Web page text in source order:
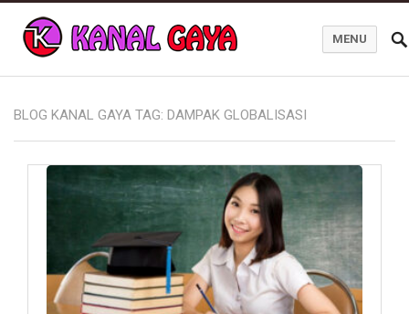
MENU
BLOG KANAL GAYA TAG: DAMPAK GLOBALISASI